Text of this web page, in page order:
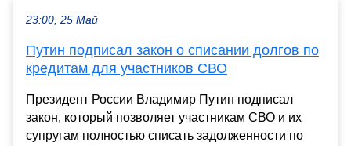
23:00, 25 Май
Путин подписал закон о списании долгов по
кредитам для участников СВО
Президент России Владимир Путин подписал
закон, который позволяет участникам СВО и их
супругам полностью списать задолженности по